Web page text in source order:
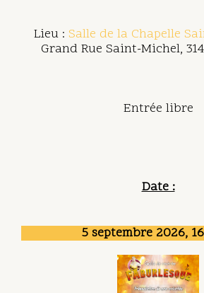
Lieu : Salle de la Chapelle
Grand Rue Saint-Michel,
Entrée libre
Date :
5 septembre 2026,